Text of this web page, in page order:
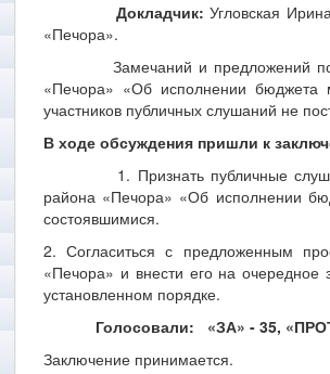
Докладчик: Угловская
«Печора».
Замечаний и предложений по
«Печора» «Об исполнении бюджета
участников публичных слушаний не
В ходе обсуждения пришли к
1. Признать публичные слушания
района «Печора» «Об исполнении
состоявшимися.
2. Согласиться с предложенным
«Печора» и внести его на
установленном порядке.
Голосовали: «ЗА» - 35,
Заключение принимается.